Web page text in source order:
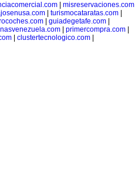
misreservaciones.com
| turismocataratas.com|
| guiadegetafe.com|
| primercompra.com|
clustertecnologico.com